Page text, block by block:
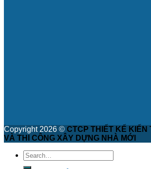
Copyright 2026 © CTCP THIẾT KẾ KIẾN
VÀ THI CÔNG XÂY DỰNG NHÀ MỚI